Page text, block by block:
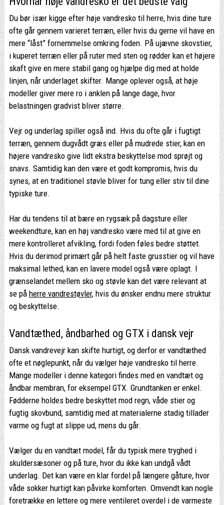
Du bør især kigge efter høje vandresko til herre, hvis dine ture
ofte går gennem varieret terræn, eller hvis du gerne vil have en
mere “låst” fornemmelse omkring foden. På ujævne skovstier,
i kuperet terræn eller på ruter med sten og rødder kan et højere
skaft give en mere stabil gang og hjælpe dig med at holde
linjen, når underlaget skifter. Mange oplever også, at høje
modeller giver mere ro i anklen på lange dage, hvor
belastningen gradvist bliver større.
Vejr og underlag spiller også ind. Hvis du ofte går i fugtigt
terræn, gennem dugvådt græs eller på mudrede stier, kan en
højere vandresko give lidt ekstra beskyttelse mod sprøjt og
snavs. Samtidig kan den være et godt kompromis, hvis du
synes, at en traditionel støvle bliver for tung eller stiv til dine
typiske ture.
Har du tendens til at bære en rygsæk på dagsture eller
weekendture, kan en høj vandresko være med til at give en
mere kontrolleret afvikling, fordi foden føles bedre støttet.
Hvis du derimod primært går på helt faste grusstier og vil have
maksimal lethed, kan en lavere model også være oplagt. I
grænselandet mellem sko og støvle kan det være relevant at
se på herre vandrestøvler, hvis du ønsker endnu mere struktur
og beskyttelse.
Vandtæthed, åndbarhed og GTX i dansk vejr
Dansk vandrevejr kan skifte hurtigt, og derfor er vandtæthed
ofte et nøglepunkt, når du vælger høje vandresko til herre.
Mange modeller i denne kategori findes med en vandtæt og
åndbar membran, for eksempel GTX. Grundtanken er enkel.
Fødderne holdes bedre beskyttet mod regn, våde stier og
fugtig skovbund, samtidig med at materialerne stadig tillader
varme og fugt at slippe ud, mens du går.
Vælger du en vandtæt model, får du typisk mere tryghed i
skuldersæsoner og på ture, hvor du ikke kan undgå vådt
underlag. Det kan være en klar fordel på længere gåture, hvor
våde sokker hurtigt kan påvirke komforten. Omvendt kan nogle
foretrække en lettere og mere ventileret overdel i de varmeste